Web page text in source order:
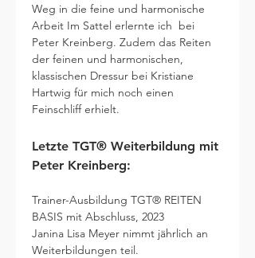
Weg in die feine und harmonische
Arbeit Im Sattel erlernte ich  bei
Peter Kreinberg. Zudem das Reiten
der feinen und harmonischen,
klassischen Dressur bei Kristiane
Hartwig für mich noch einen
Feinschliff erhielt.
Letzte TGT® Weiterbildung mit
Peter Kreinberg:
Trainer-Ausbildung TGT® REITEN
BASIS mit Abschluss, 2023
Janina Lisa Meyer nimmt jährlich an
Weiterbildungen teil.